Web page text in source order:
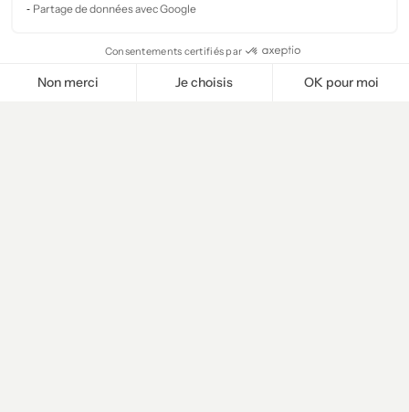
Partage de données avec Google
Consentements certifiés par
Non merci Je choisis OK pour moi